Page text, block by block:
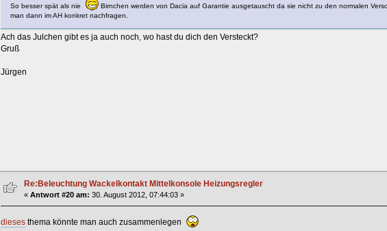
So besser spät als nie
Birnchen werden von Dacia auf Garantie ausgetauscht da sie nicht zu den normalen
man dann im AH konkret nachfragen.
Ach das Julchen gibt es ja auch noch, wo hast du dich den Versteckt?
Gruß
Jürgen
Re:Beleuchtung Wackelkontakt Mittelkonsole Heizungsregler
« Antwort #20 am: 30. August 2012, 07:44:03 »
diesesthema könnte man auch zusammenlegen